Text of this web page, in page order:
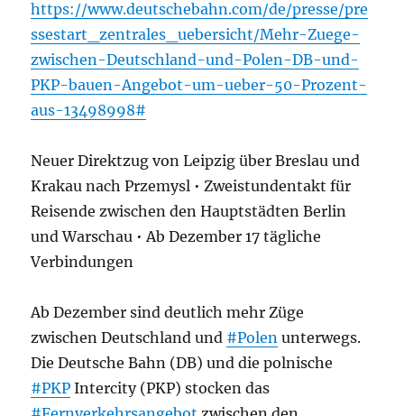
https://www.deutschebahn.com/de/presse/pre
ssestart_zentrales_uebersicht/Mehr-Zuege-
zwischen-Deutschland-und-Polen-DB-und-
PKP-bauen-Angebot-um-ueber-50-Prozent-
aus-13498998#
Neuer Direktzug von Leipzig über Breslau und
Krakau nach Przemysl • Zweistundentakt für
Reisende zwischen den Hauptstädten Berlin
und Warschau • Ab Dezember 17 tägliche
Verbindungen
Ab Dezember sind deutlich mehr Züge
zwischen Deutschland und #Polen unterwegs.
Die Deutsche Bahn (DB) und die polnische
#PKP Intercity (PKP) stocken das